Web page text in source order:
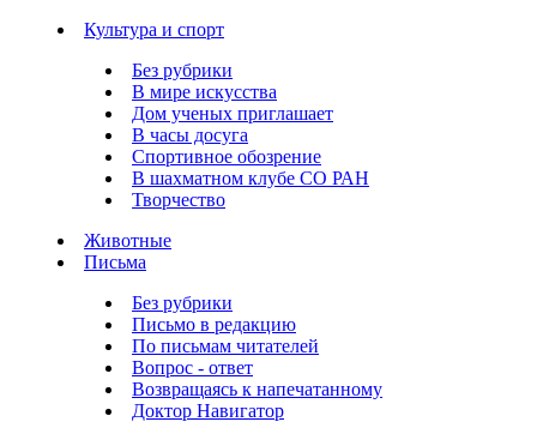
Культура и спорт
Без рубрики
В мире искусства
Дом ученых приглашает
В часы досуга
Спортивное обозрение
В шахматном клубе СО РАН
Творчество
Животные
Письма
Без рубрики
Письмо в редакцию
По письмам читателей
Вопрос - ответ
Возвращаясь к напечатанному
Доктор Навигатор